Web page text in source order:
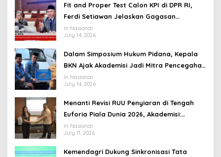
Fit and Proper Test Calon KPI di DPR RI,
Ferdi Setiawan Jelaskan Gagasan
Transformasi Menuju Ekosistem Penyiaran
yang Adaptif
In Nasional
July 14, 2026
Dalam Simposium Hukum Pidana, Kepala
BKN Ajak Akademisi Jadi Mitra Pencegahan
Tindak Pidana di Birokrasi
In Nasional
July 14, 2026
Menanti Revisi RUU Penyiaran di Tengah
Euforia Piala Dunia 2026, Akademisi:
Jangan Terus Jadi “Messi dan Ronaldo”
Legislasi
In Nasional
July 11, 2026
Kemendagri Dukung Sinkronisasi Tata